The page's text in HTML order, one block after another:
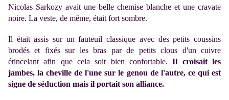
Nicolas Sarkozy avait une belle chemise blanche et une cravate
noire. La veste, de même, était fort sombre.
Il était assis sur un fauteuil classique avec des petits coussins
brodés et fixés sur les bras par de petits clous d'un cuivre
étincelant afin que cela soit bien confortable.Il croisait les
jambes, la cheville de l'une sur le genou de l'autre, ce qui est
signe de séduction mais il portait son alliance.